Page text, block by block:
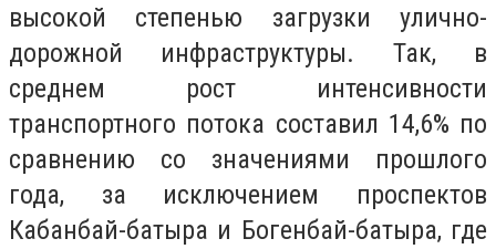
высокой степенью загрузки улично-
дорожной инфраструктуры. Так, в
среднем рост интенсивности
транспортного потока составил 14,6% по
сравнению со значениями прошлого
года, за исключением проспектов
Кабанбай-батыра и Богенбай-батыра, где